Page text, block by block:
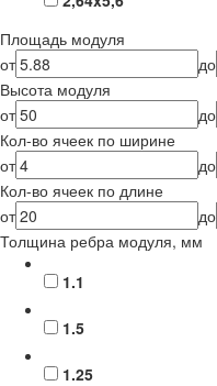
Площадь модуля
от
до
Высота модуля
от
до
Кол-во ячеек по ширине
от
до
Кол-во ячеек по длине
от
до
Толщина ребра модуля, мм
1.1
1.5
1.25